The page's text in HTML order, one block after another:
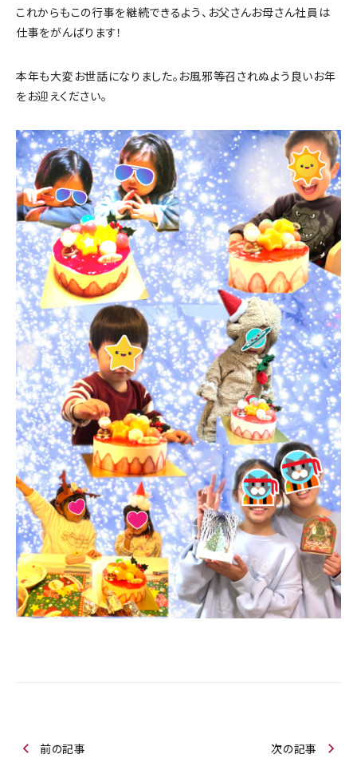
これからもこの行事を継続できるよう、お父さんお母さん社員は
仕事をがんばります！
本年も大変お世話になりました。お風邪等召されぬよう良いお年
をお迎えください。
前の記事 次の記事